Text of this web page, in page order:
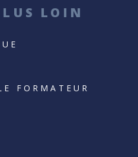
LOIN
FORMATEUR